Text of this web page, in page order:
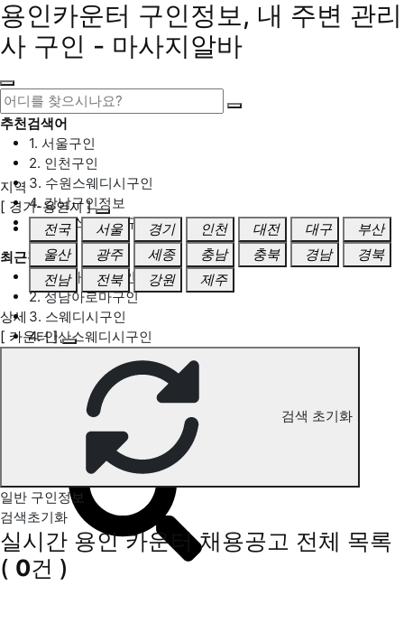
용인카운터 구인정보, 내 주변 관리
사 구인 - 마사지알바
추천검색어
1. 서울구인
2. 인천구인
3. 수원스웨디시구인
4. 강남구인정보
5. 동탄스웨디시구인
최근검색어
1. 일산마사지구인
2. 성남아로마구인
3. 스웨디시구인
4. 안산스웨디시구인
용인 카운터 구인정보
지역
[ 경기-용인시 ]
전국
서울 경기 인천 대전 대구
부산
울산
광주 세종 충남 충북 경남
경북
전남
전북 강원 제주
상세
[ 카운터 ]
검색 초기화
일반 구인정보
검색초기화
실시간 용인 카운터 채용공고 전체 목록
( 0건 )